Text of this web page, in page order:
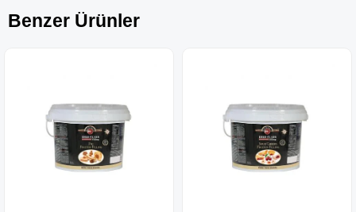
Benzer Ürünler